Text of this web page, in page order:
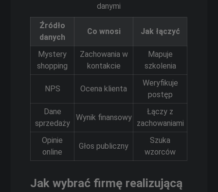
danymi
Źródło
danych
Co wnosi Jak łączyć
Mystery
shopping
Zachowania w
kontakcie
Mapuje
szkolenia
NPS Ocena klienta
Weryfikuje
postęp
Dane
sprzedaży
Wynik finansowy
Łączy z
zachowaniami
Opinie
online
Głos publiczny
Szuka
wzorców
Jak wybrać firmę realizującą